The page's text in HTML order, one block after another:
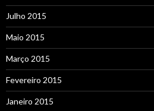
Julho 2015
Maio 2015
Março 2015
Fevereiro 2015
Janeiro 2015